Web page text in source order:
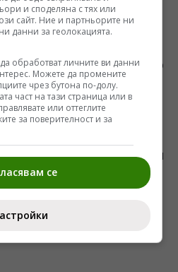
на отстъпление.
Пекин систематично
си в производството на
редкоземни
оборудване и изкуствен
показатели.
определят
през следващите
и споделяна с тях или
сайт. Ние и партньорите ни
данни за геолокацията.
обработват личните ви данни
Можете да промените
чрез бутона по-долу.
част на тази страница или в
или оттеглите
за поверителност и за
се